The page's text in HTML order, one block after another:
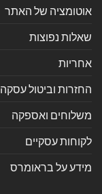
אוטומציה של האתר
שאלות נפוצות
אחריות
החזרות וביטול עסקה
משלוחים ואספקה
לקוחות עסקיים
מידע על בראומרס